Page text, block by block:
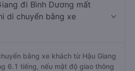
đi Bình Dương mất
di chuyển bằng xe
bằng xe khách từ Hậu Giang
6.1 tiếng, nếu mật độ giao thông